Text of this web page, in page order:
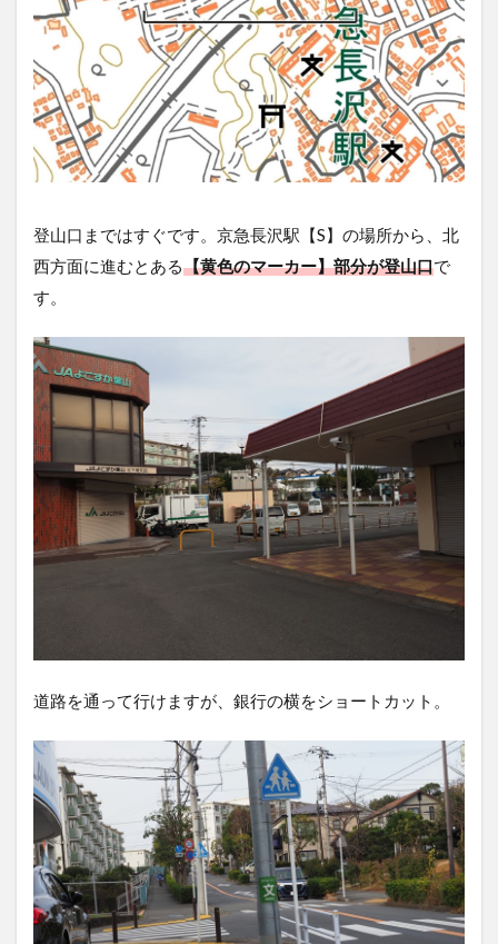
登山口まではすぐです。京急長沢駅【S】の場所から、北
西方面に進むとある【黄色のマーカー】部分が登山口で
す。
道路を通って行けますが、銀行の横をショートカット。